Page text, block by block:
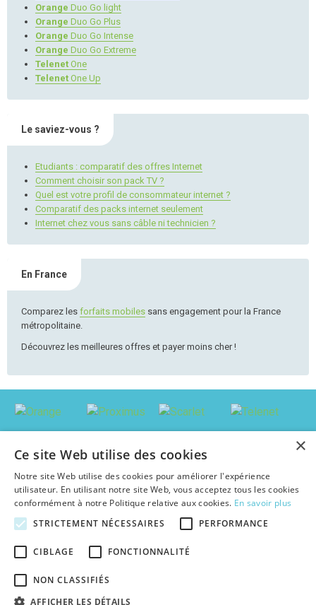
Orange Duo Go light
Orange Duo Go Plus
Orange Duo Go Intense
Orange Duo Go Extreme
Telenet One
Telenet One Up
Le saviez-vous ?
Etudiants : comparatif des offres Internet
Comment choisir son pack TV ?
Quel est votre profil de consommateur internet ?
Comparatif des packs internet seulement
Internet chez vous sans câble ni technicien ?
En France
Comparez les forfaits mobiles sans engagement pour la France
métropolitaine.
Découvrez les meilleures offres et payer moins cher !
Belgique, au meilleur prix c'est facile !
abonnement-tv-internet.be est une publication indépendante de tout
opérateur d'abonnements TV & Internet.
×
Ce site Web utilise des cookies
Notre site Web utilise des cookies pour améliorer l'expérience
utilisateur. En utilisant notre site Web, vous acceptez tous les cookies
conformément à notre Politique relative aux cookies. En savoir plus
STRICTEMENT NÉCESSAIRES
PERFORMANCE
CIBLAGE FONCTIONNALITÉ
NON CLASSIFIÉS
AFFICHER LES DÉTAILS